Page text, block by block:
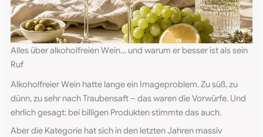
Alles über alkoholfreien Wein… und warum er besser ist als sein
Ruf
Alkoholfreier Wein hatte lange ein Imageproblem. Zu süß, zu
dünn, zu sehr nach Traubensaft – das waren die Vorwürfe. Und
ehrlich gesagt: bei billigen Produkten stimmte das auch.
Aber die Kategorie hat sich in den letzten Jahren massiv